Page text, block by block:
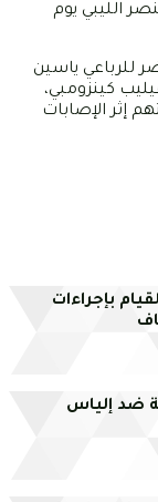
الليبي يوم
للرباعي ياسين
كينزومبي،
إثر الإصابات
بإجراءات
ضد إلياس